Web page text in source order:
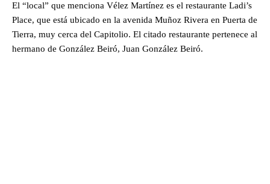
El “local” que menciona Vélez Martínez es el restaurante Ladi’s
Place, que está ubicado en la avenida Muñoz Rivera en Puerta de
Tierra, muy cerca del Capitolio. El citado restaurante pertenece al
hermano de González Beiró, Juan González Beiró.